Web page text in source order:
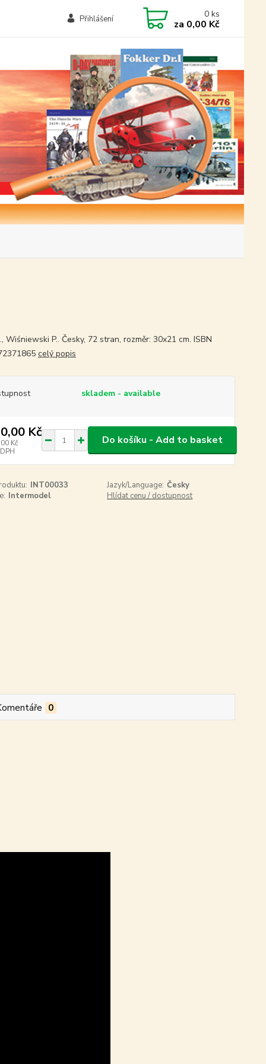
Přihlášení 0 ks
za 0,00 Kč
Wiśniewski P.. Česky, 72 stran, rozměr: 30x21 cm. ISBN
celý popis
skladem - available
Kč
Kč
Do košíku - Add to basket
INT00033 Jazyk/Language: Česky
Intermodel Hlídat cenu / dostupnost
0